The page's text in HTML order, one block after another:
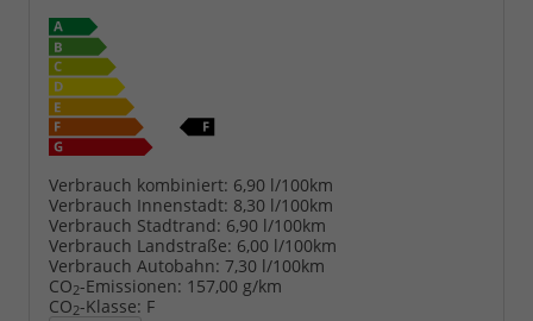
Verbrauch kombiniert: 6,90 l/100km
Verbrauch Innenstadt: 8,30 l/100km
Verbrauch Stadtrand: 6,90 l/100km
Verbrauch Landstraße: 6,00 l/100km
Verbrauch Autobahn: 7,30 l/100km
CO2-Emissionen: 157,00 g/km
CO2-Klasse: F